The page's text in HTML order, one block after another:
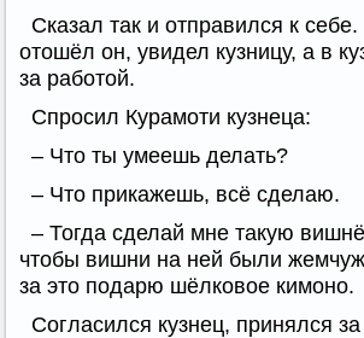
Сказал так и отправился к
отошёл он, увидел кузницу, а в
за работой.
Спросил Курамоти кузнеца:
– Что ты умеешь делать?
– Что прикажешь, всё сделаю.
– Тогда сделай мне такую
чтобы вишни на ней были
за это подарю шёлковое кимоно.
Согласился кузнец, принялся